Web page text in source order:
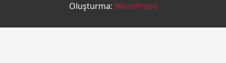
Oluşturma: WordPress